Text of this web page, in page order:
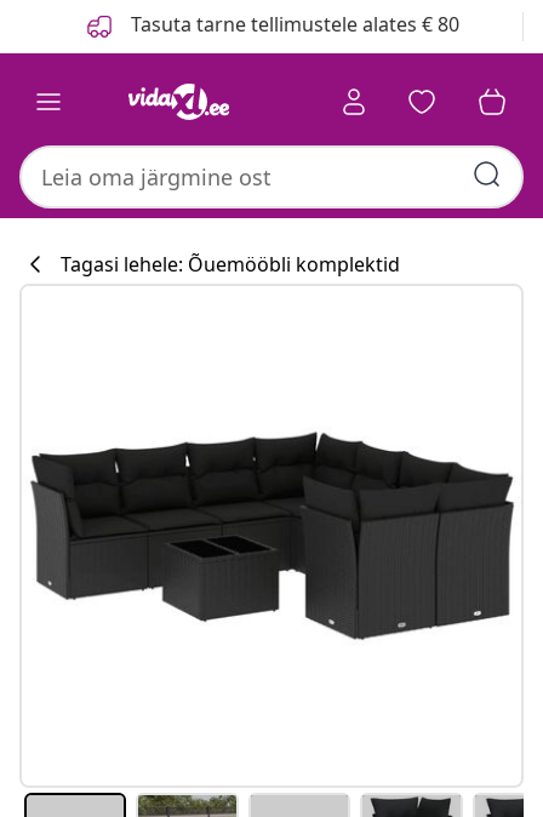
Tasuta tarne tellimustele alates € 80
#sharemevidaxl
Tagasi lehele: Õuemööbli komplektid